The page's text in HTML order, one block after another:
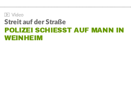
Streit auf der Straße
POLIZEI SCHIESST AUF MANN IN W
EINHEIM